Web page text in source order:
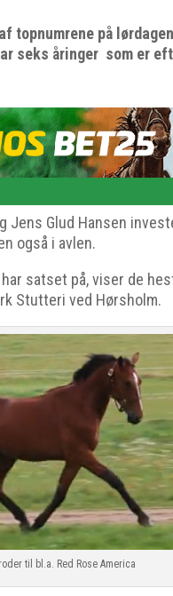
topnumrene på
seks åringer som er
Jens Glud Hansen
også i avlen.
satset på, viser de
Stutteri ved Hørsholm.
til bl.a. Red Rose America